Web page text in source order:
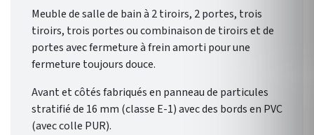
Meuble de salle de bain à 2 tiroirs, 2 portes, trois
tiroirs, trois portes ou combinaison de tiroirs et de
portes avec fermeture à frein amorti pour une
fermeture toujours douce.
Avant et côtés fabriqués en panneau de particules
stratifié de 16 mm (classe E-1) avec des bords en PVC
(avec colle PUR).